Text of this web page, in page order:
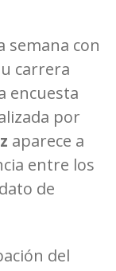
semana con
carrera
encuesta
por
aparece a
entre los
de
del